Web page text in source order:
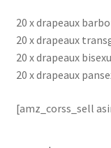
20 x drapeaux
20 x drapeaux
20 x drapeaux
20 x drapeaux
[amz_corss_sell